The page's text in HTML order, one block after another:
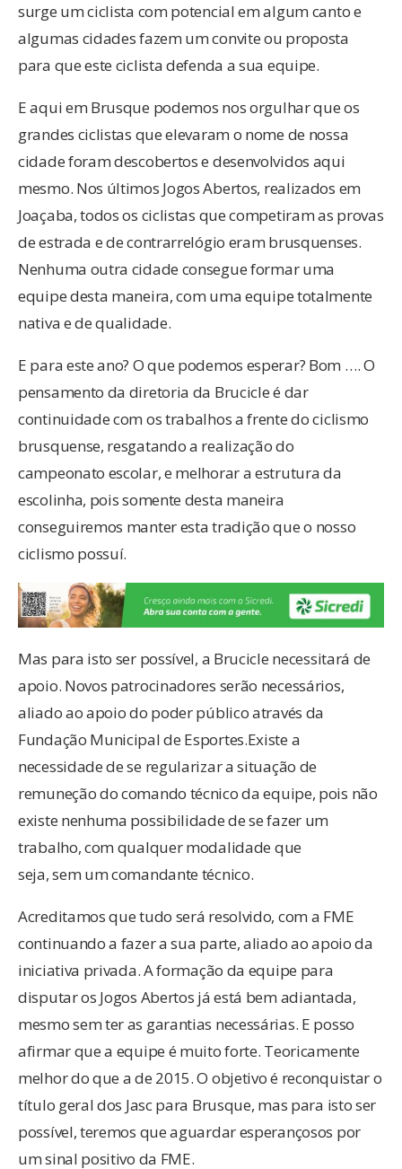
surge um ciclista com potencial em algum canto e
algumas cidades fazem um convite ou proposta
para que este ciclista defenda a sua equipe.
E aqui em Brusque podemos nos orgulhar que os
grandes ciclistas que elevaram o nome de nossa
cidade foram descobertos e desenvolvidos aqui
mesmo. Nos últimos Jogos Abertos, realizados em
Joaçaba, todos os ciclistas que competiram as provas
de estrada e de contrarrelógio eram brusquenses.
Nenhuma outra cidade consegue formar uma
equipe desta maneira, com uma equipe totalmente
nativa e de qualidade.
E para este ano? O que podemos esperar? Bom …. O
pensamento da diretoria da Brucicle é dar
continuidade com os trabalhos a frente do ciclismo
brusquense, resgatando a realização do
campeonato escolar, e melhorar a estrutura da
escolinha, pois somente desta maneira
conseguiremos manter esta tradição que o nosso
ciclismo possuí.
Mas para isto ser possível, a Brucicle necessitará de
apoio. Novos patrocinadores serão necessários,
aliado ao apoio do poder público através da
Fundação Municipal de Esportes.Existe a
necessidade de se regularizar a situação de
remuneção do comando técnico da equipe, pois não
existe nenhuma possibilidade de se fazer um
trabalho, com qualquer modalidade que
seja, sem um comandante técnico.
Acreditamos que tudo será resolvido, com a FME
continuando a fazer a sua parte, aliado ao apoio da
iniciativa privada. A formação da equipe para
disputar os Jogos Abertos já está bem adiantada,
mesmo sem ter as garantias necessárias. E posso
afirmar que a equipe é muito forte. Teoricamente
melhor do que a de 2015. O objetivo é reconquistar o
título geral dos Jasc para Brusque, mas para isto ser
possível, teremos que aguardar esperançosos por
um sinal positivo da FME.